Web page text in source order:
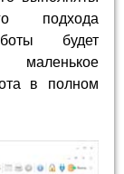
подхода
будет
в полном